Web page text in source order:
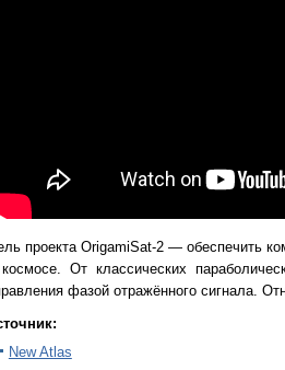
проекта OrigamiSat-2 — обеспечить
От классических
фазой отражённого сигнала.
New Atlas